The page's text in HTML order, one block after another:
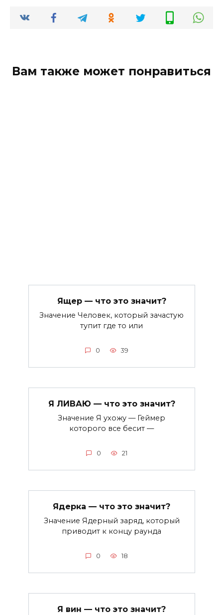
Вам также может понравиться
Ящер — что это значит?
Значение Человек, который зачастую
тупит где то или
0 39
Я ЛИВАЮ — что это значит?
Значение Я ухожу — Геймер
которого все бесит —
0 21
Ядерка — что это значит?
Значение Ядерный заряд, который
приводит к концу раунда
0 18
Я вин — что это значит?